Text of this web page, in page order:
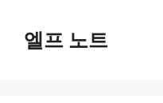
엘프 노트